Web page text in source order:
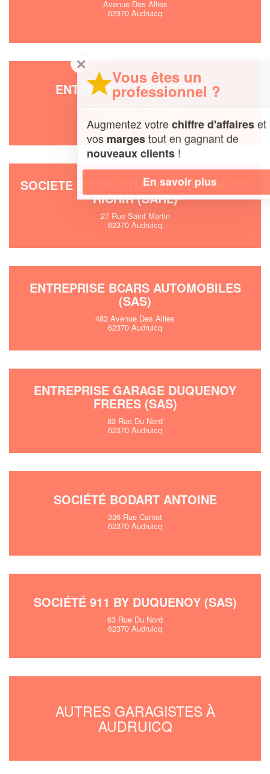
Avenue Des Allies
62370 Audruicq
ENTREPRISE COGET REMY
SOCIETE D’EXPLOITATION DU GARAGE
RICHIR (SARL)
27 Rue Saint Martin
62370 Audruicq
ENTREPRISE BCARS AUTOMOBILES
(SAS)
483 Avenue Des Allies
62370 Audruicq
ENTREPRISE GARAGE DUQUENOY
FRERES (SAS)
83 Rue Du Nord
62370 Audruicq
SOCIÉTÉ BODART ANTOINE
336 Rue Carnot
62370 Audruicq
SOCIÉTÉ 911 BY DUQUENOY (SAS)
63 Rue Du Nord
62370 Audruicq
AUTRES GARAGISTES À
AUDRUICQ
✕
Vous êtes un
professionnel ?
Augmentez votrechiffre d'affaireset
vosmargestout en gagnant de
nouveaux clients!
En savoir plus